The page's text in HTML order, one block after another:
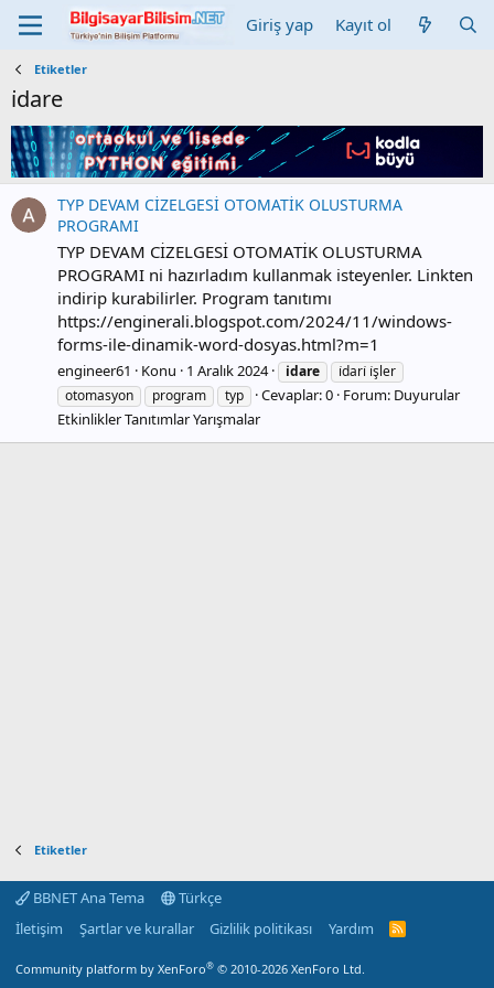
Giriş yap Kayıt ol
Etiketler
i̇dare
TYP DEVAM CİZELGESİ OTOMATİK OLUSTURMA
PROGRAMI
TYP DEVAM CİZELGESİ OTOMATİK OLUSTURMA
PROGRAMI ni hazırladım kullanmak isteyenler. Linkten
indirip kurabilirler. Program tanıtımı
https://enginerali.blogspot.com/2024/11/windows-
forms-ile-dinamik-word-dosyas.html?m=1
engineer61 Konu 1 Aralık 2024 i̇dare
i̇dari̇ i̇şler
otomasyon
program typ Cevaplar: 0 Forum: Duyurular
Etkinlikler Tanıtımlar Yarışmalar
Etiketler
BBNET Ana Tema
Türkçe
İletişim
Şartlar ve kurallar Gizlilik politikası Yardım
R
Community platform by XenForo® © 2010-2026 XenForo Ltd.